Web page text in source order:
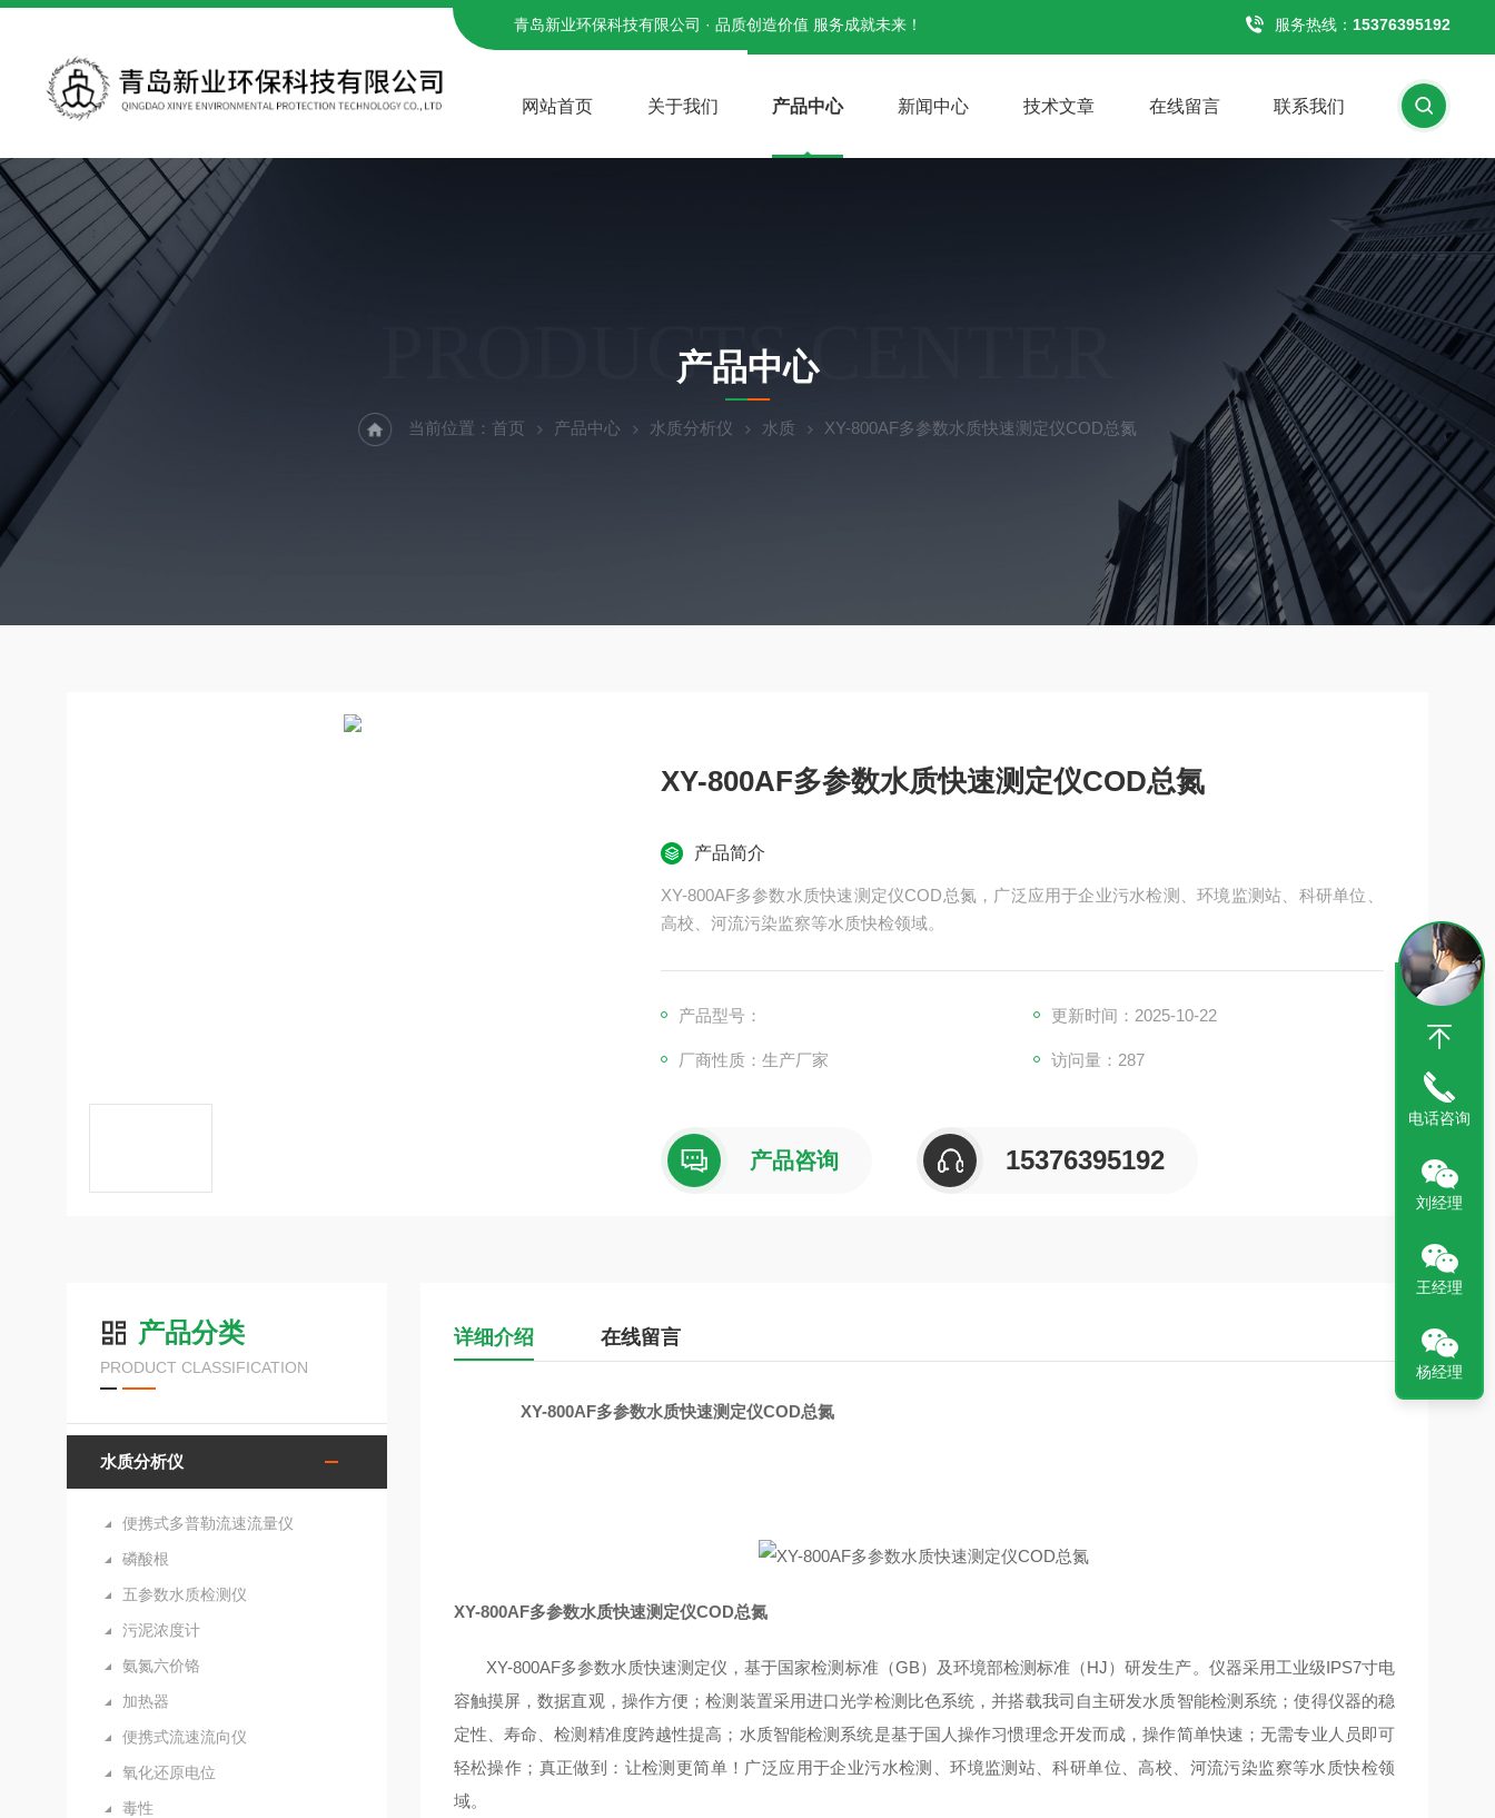
青岛新业环保科技有限公司 · 品质创造价值 服务成就未来！ 服务热线： 15376395192
网站首页 关于我们 产品中心 新闻中心 技术文章 在线留言 联系我们
PRODUCTS CENTER
产品中心
当前位置： 首页 产品中心 水质分析仪 水质 XY-800AF多参数水质快速测定仪COD总氮
XY-800AF多参数水质快速测定仪COD总氮
产品简介
XY-800AF多参数水质快速测定仪COD总氮，广泛应用于企业污水检测、环境监测站、科研单位、
高校、河流污染监察等水质快检领域。
产品型号： 更新时间：2025-10-22
厂商性质：生产厂家 访问量：287
产品咨询 15376395192
产品分类
PRODUCT CLASSIFICATION
水质分析仪
便携式多普勒流速流量仪
磷酸根
五参数水质检测仪
污泥浓度计
氨氮六价铬
加热器
便携式流速流向仪
氧化还原电位
毒性
详细介绍 在线留言
XY-800AF多参数水质快速测定仪COD总氮
XY-800AF多参数水质快速测定仪COD总氮
XY-800AF多参数水质快速测定仪，基于国家检测标准（GB）及环境部检测标准（HJ）研发生产。仪器采用工业级IPS7寸电
容触摸屏，数据直观，操作方便；检测装置采用进口光学检测比色系统，并搭载我司自主研发水质智能检测系统；使得仪器的稳
定性、寿命、检测精准度跨越性提高；水质智能检测系统是基于国人操作习惯理念开发而成，操作简单快速；无需专业人员即可
轻松操作；真正做到：让检测更简单！广泛应用于企业污水检测、环境监测站、科研单位、高校、河流污染监察等水质快检领
域。
电话咨询
刘经理
王经理
杨经理